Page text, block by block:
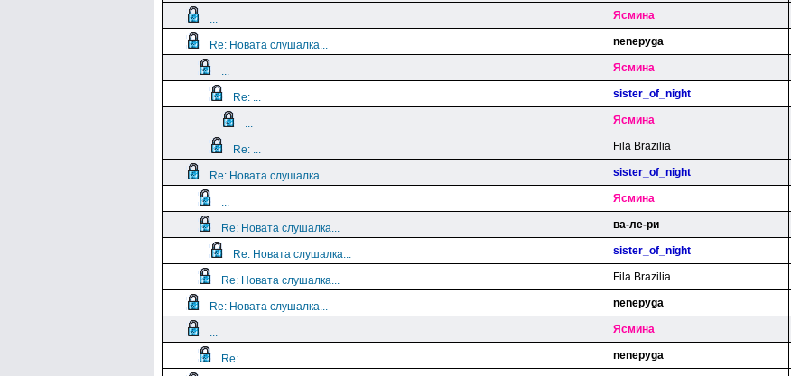
... Яcминa
Re: Новата слушалка... nenepyga
... Яcминa
Re: ... sister_of_night
... Яcминa
Re: ... Fila Brazilia
Re: Новата слушалка... sister_of_night
... Яcминa
Re: Новата слушалка... вa-лe-pи
Re: Новата слушалка... sister_of_night
Re: Новата слушалка... Fila Brazilia
Re: Новата слушалка... nenepyga
... Яcминa
Re: ... nenepyga